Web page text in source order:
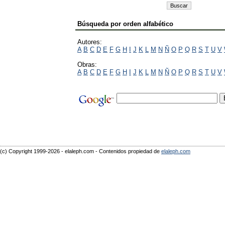
Búsqueda por orden alfabético
Autores:
A B C D E F G H I J K L M N Ñ O P Q R S T U V
Obras:
A B C D E F G H I J K L M N Ñ O P Q R S T U V
(c) Copyright 1999-2026 - elaleph.com - Contenidos propiedad de elaleph.com